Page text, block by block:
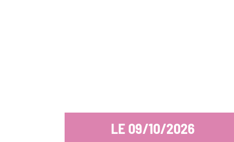
LE 09/10/2026